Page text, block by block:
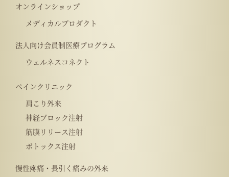
オンラインショップ
メディカルプロダクト
法人向け会員制医療プログラム
ウェルネスコネクト
ペインクリニック
肩こり外来
神経ブロック注射
筋膜リリース注射
ボトックス注射
慢性疼痛・長引く痛みの外来